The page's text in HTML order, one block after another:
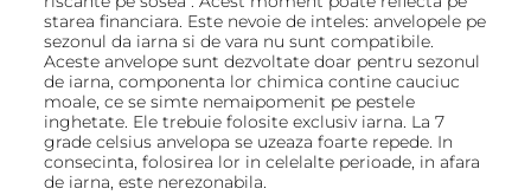
starea financiara. Este nevoie de inteles: anvelopele pe
sezonul da iarna si de vara nu sunt compatibile.
Aceste anvelope sunt dezvoltate doar pentru sezonul
de iarna, componenta lor chimica contine cauciuc
moale, ce se simte nemaipomenit pe pestele
inghetate. Ele trebuie folosite exclusiv iarna. La 7
grade celsius anvelopa se uzeaza foarte repede. In
consecinta, folosirea lor in celelalte perioade, in afara
de iarna, este nerezonabila.